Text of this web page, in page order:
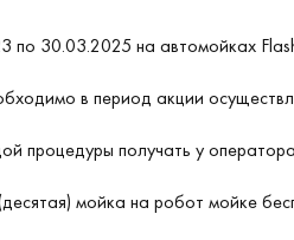
по 30.03.2025 на автомойках
в период акции
процедуры получать у
мойка на робот мойке